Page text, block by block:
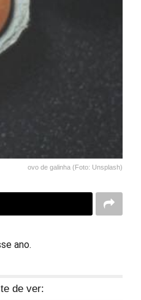
ovo de galinha (Foto: Unsplash)
ano.
de ver: